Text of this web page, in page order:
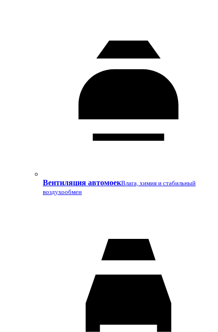
Вентиляция автомоекВлага, химия и стабильный
воздухообмен